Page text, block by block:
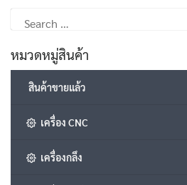
for:
หมวดหมู่สินค้า
สินค้าขายแล้ว
เครื่อง CNC
เครื่องกลึง